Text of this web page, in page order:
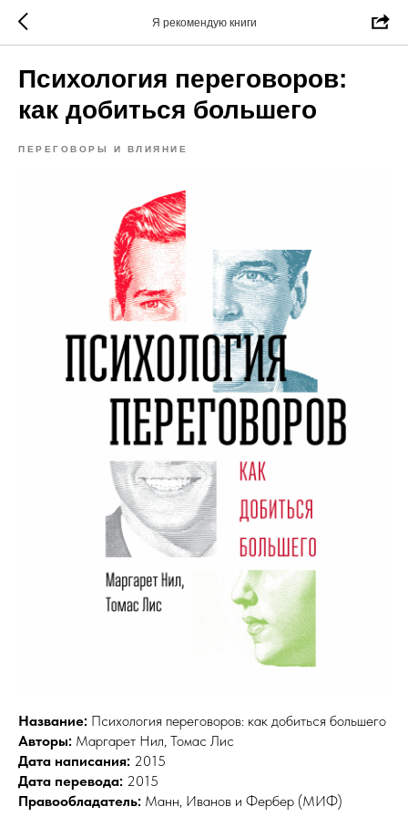
Я рекомендую книги
Психология переговоров:
как добиться большего
ПЕРЕГОВОРЫ И ВЛИЯНИЕ
Название: Психология переговоров: как добиться большего
Авторы: Маргарет Нил, Томас Лис
Дата написания: 2015
Дата перевода: 2015
Правообладатель: Манн, Иванов и Фербер (МИФ)